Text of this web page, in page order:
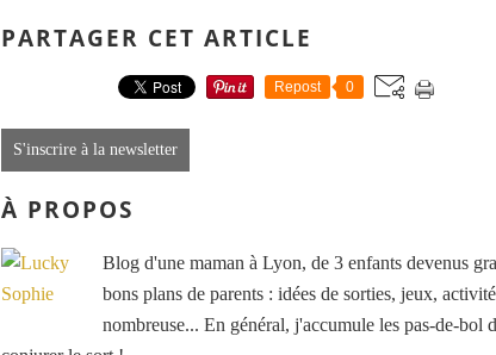
PARTAGER CET ARTICLE
Repost 0
S'inscrire à la newsletter
À PROPOS
Blog d'une maman à Lyon, de 3 enfants devenus
bons plans de parents : idées de sorties, jeux,
nombreuse... En général, j'accumule les pas-de-bol